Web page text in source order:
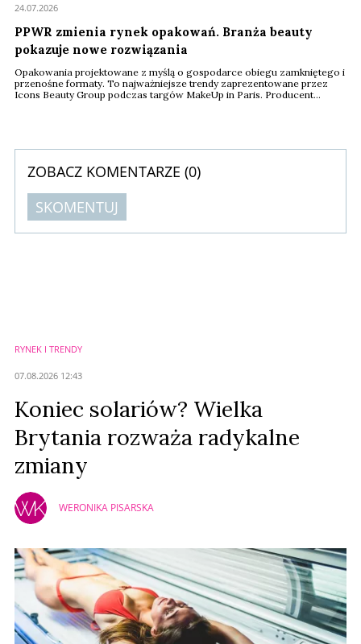
PPWR zmienia rynek opakowań. Branża beauty
pokazuje nowe rozwiązania
Opakowania projektowane z myślą o gospodarce obiegu zamkniętego i
przenośne formaty. To najważniejsze trendy zaprezentowane przez
Icons Beauty Group podczas targów MakeUp in Paris. Producent
24.07.2026
ZOBACZ KOMENTARZE (0)
SKOMENTUJ
RYNEK I TRENDY
07.08.2026 12:43
Koniec solariów? Wielka
Brytania rozważa radykalne
zmiany
WERONIKA PISARSKA